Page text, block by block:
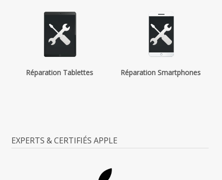
Réparation Tablettes Réparation Smartphones
EXPERTS & CERTIFIÉS APPLE